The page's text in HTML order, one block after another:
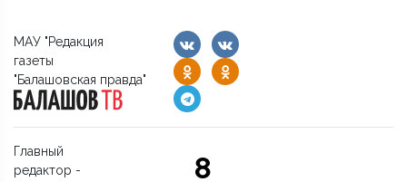
МАУ "Редакция
газеты
"Балашовская правда"
Главный
редактор -
8